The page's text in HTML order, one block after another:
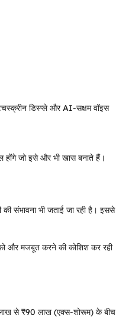
डिस्प्ले और AI-सक्षम वॉइस
होंगे जो इसे और भी खास बनाते हैं।
संभावना भी जताई जा रही है। इससे
और मजबूत करने की कोशिश कर रही
लाख से ₹90 लाख (एक्स-शोरूम) के बीच